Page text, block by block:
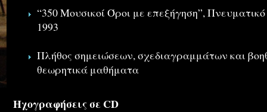
“350 Μουσικοί Όροι με επεξήγηση”,
1993
Πλήθος σημειώσεων, σχεδιαγραμμάτων και
θεωρητικά μαθήματα
Ηχογραφήσεις σε CD